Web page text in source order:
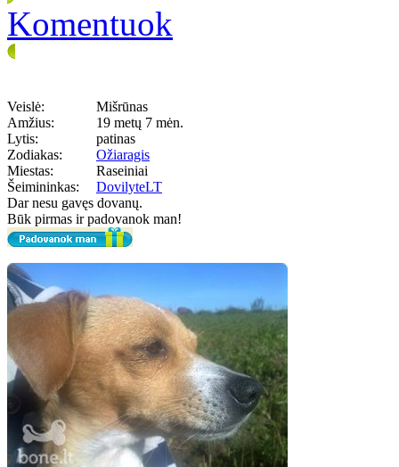
Komentuok
Veislė:
Mišrūnas
Amžius:
19 metų 7 mėn.
Lytis:
patinas
Zodiakas:
Ožiaragis
Miestas:
Raseiniai
Šeimininkas:
DovilyteLT
Dar nesu gavęs dovanų.
Būk pirmas ir padovanok man!